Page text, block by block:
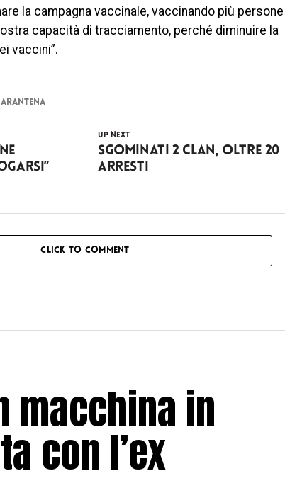
la campagna vaccinale, vaccinando più
capacità di tracciamento, perché diminuire la
vaccini”.
UP NEXT
Sgominati 2 clan, oltre 20
arresti
CLICK TO COMMENT
macchina in
con l’ex